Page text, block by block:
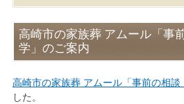
高崎市の家族葬 アムール「事
学」のご案内
高崎市の家族葬 アムール「事前の相談
した。